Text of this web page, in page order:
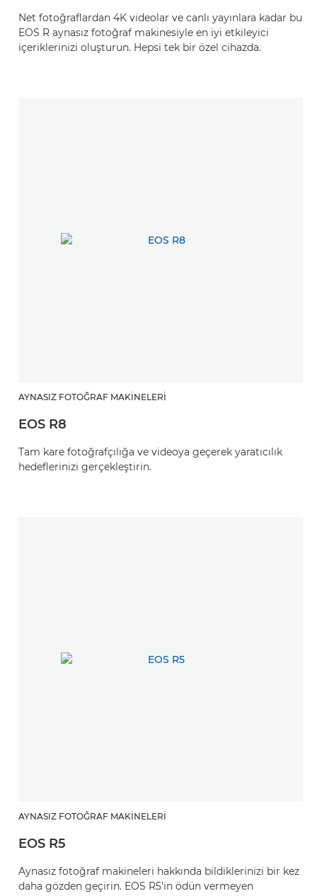
Net fotoğraflardan 4K videolar ve canlı yayınlara kadar bu
EOS R aynasız fotoğraf makinesiyle en iyi etkileyici
içeriklerinizi oluşturun. Hepsi tek bir özel cihazda.
AYNASIZ FOTOĞRAF MAKINELERI
EOS R8
Tam kare fotoğrafçılığa ve videoya geçerek yaratıcılık
hedeflerinizi gerçekleştirin.
AYNASIZ FOTOĞRAF MAKINELERI
EOS R5
Aynasız fotoğraf makineleri hakkında bildiklerinizi bir kez
daha gözden geçirin. EOS R5'in ödün vermeyen